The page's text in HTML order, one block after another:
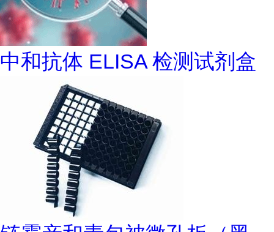
中和抗体 ELISA 检测试剂盒